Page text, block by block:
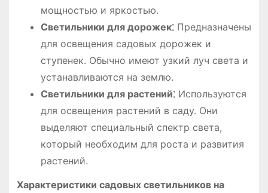
мощностью и яркостью.
Светильники для дорожек⁚Предназначены
для освещения садовых дорожек и
ступенек. Обычно имеют узкий луч света и
устанавливаются на землю.
Светильники для растений⁚Используются
для освещения растений в саду. Они
выделяют специальный спектр света,
который необходим для роста и развития
растений.
Характеристики садовых светильников на